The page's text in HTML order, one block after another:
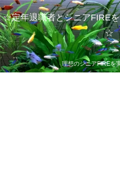
☆定年退職者とシニアFIRE
☆
理想のシニアFIREを